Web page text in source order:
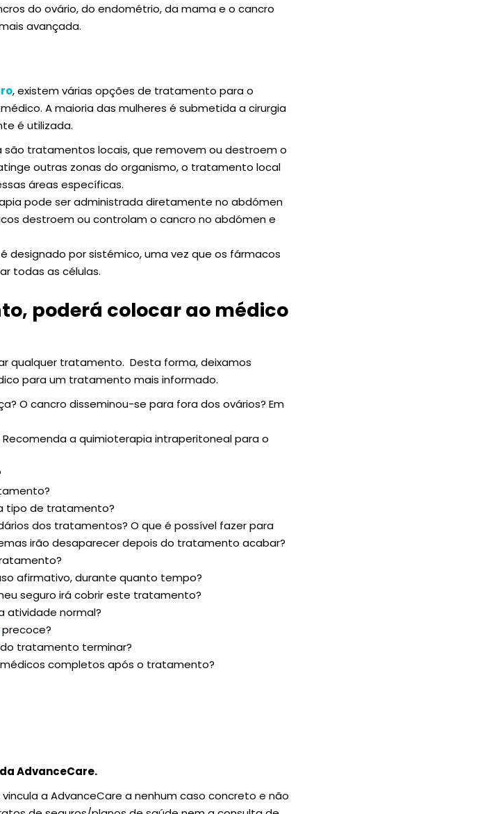
do ovário, do endométrio, da mama e o cancro
avançada.
, existem várias opções de tratamento para o
A maioria das mulheres é submetida a cirurgia
é utilizada.
são tratamentos locais, que removem ou destroem o
outras zonas do organismo, o tratamento local
áreas específicas.
pode ser administrada diretamente no abdómen
destroem ou controlam o cancro no abdómen e
designado por sistémico, uma vez que os fármacos
todas as células.
poderá colocar ao médico
qualquer tratamento. Desta forma, deixamos
para um tratamento mais informado.
O cancro disseminou-se para fora dos ovários? Em
a quimioterapia intraperitoneal para o
tipo de tratamento?
dos tratamentos? O que é possível fazer para
irão desaparecer depois do tratamento acabar?
afirmativo, durante quanto tempo?
seguro irá cobrir este tratamento?
atividade normal?
precoce?
tratamento terminar?
completos após o tratamento?
AdvanceCare.
a AdvanceCare a nenhum caso concreto e não